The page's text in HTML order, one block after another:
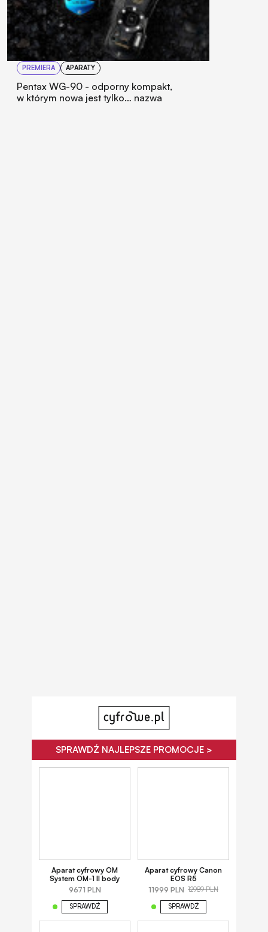
PREMIERA APARATY
Pentax WG-90 - odporny kompakt,
w którym nowa jest tylko… nazwa
SPRAWDŹ NAJLEPSZE PROMOCJE >
Aparat cyfrowy OM
System OM-1 II body
9671 PLN
SPRAWDŹ
Aparat cyfrowy Canon
EOS R5
11999 PLN 12989 PLN
SPRAWDŹ